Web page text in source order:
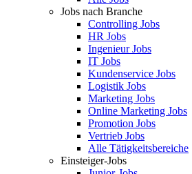
Jobs nach Branche
Controlling Jobs
HR Jobs
Ingenieur Jobs
IT Jobs
Kundenservice Jobs
Logistik Jobs
Marketing Jobs
Online Marketing Jobs
Promotion Jobs
Vertrieb Jobs
Alle Tätigkeitsbereiche
Einsteiger-Jobs